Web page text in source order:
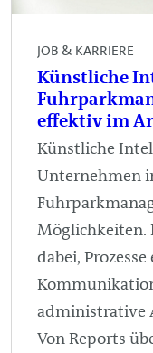
JOB & KARRIERE
Künstliche
effektiv im
Künstliche
Unternehmen
Möglichkeiten.
dabei,
administrative
Von Reports